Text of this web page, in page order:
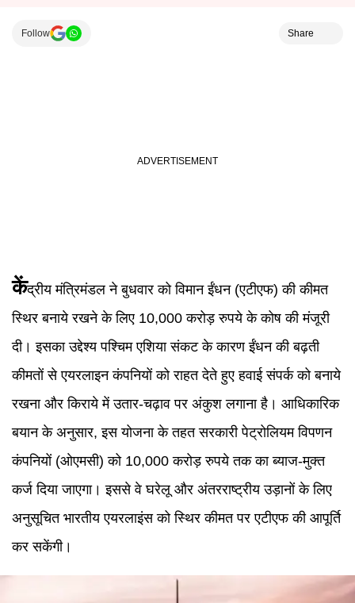
Follow Share
केंद्रीय मंत्रिमंडल ने बुधवार को विमान ईंधन (एटीएफ) की कीमत
स्थिर बनाये रखने के लिए 10,000 करोड़ रुपये के कोष की मंजूरी
दी। इसका उद्देश्य पश्चिम एशिया संकट के कारण ईंधन की बढ़ती
कीमतों से एयरलाइन कंपनियों को राहत देते हुए हवाई संपर्क को बनाये
रखना और किराये में उतार-चढ़ाव पर अंकुश लगाना है। आधिकारिक
बयान के अनुसार, इस योजना के तहत सरकारी पेट्रोलियम विपणन
कंपनियों (ओएमसी) को 10,000 करोड़ रुपये तक का ब्याज-मुक्त
कर्ज दिया जाएगा। इससे वे घरेलू और अंतरराष्ट्रीय उड़ानों के लिए
अनुसूचित भारतीय एयरलाइंस को स्थिर कीमत पर एटीएफ की आपूर्ति
कर सकेंगी।